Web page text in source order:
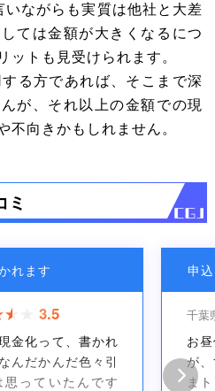
ながらも実質は他社と大差
ては金額が大きくなるにつ
トも見受けられます。
る方であれば、そこまで深
が、それ以上の金額での現
向きかもしれません。
ミ
れます
3.5
金化って、書かれ
んだかんだ色々引
っていたんです
申
千葉
お
が
ま